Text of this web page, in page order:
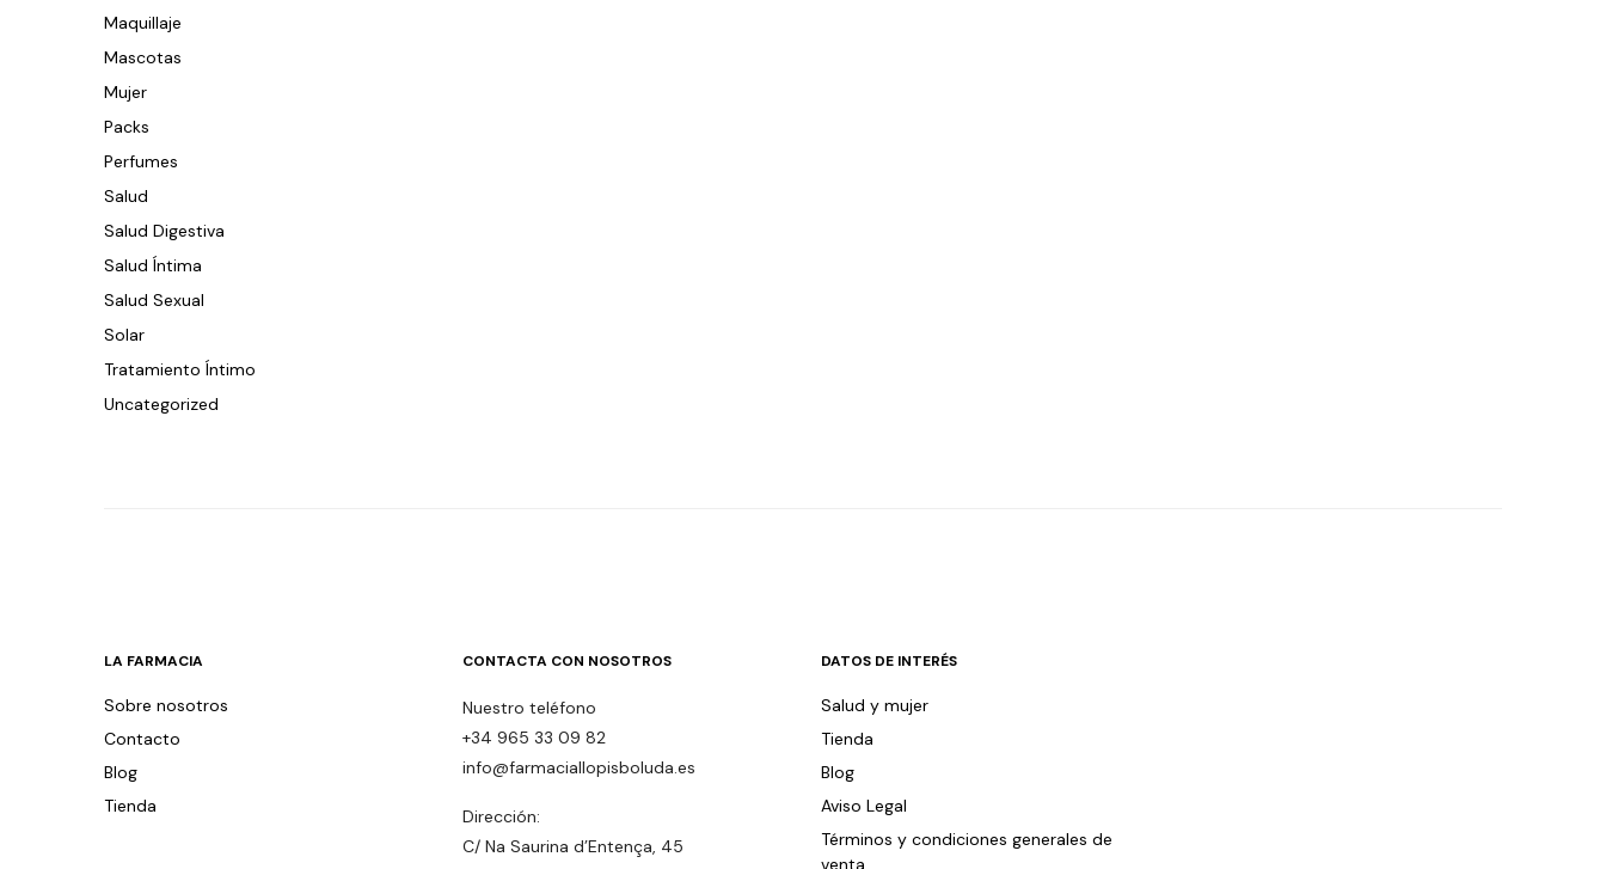
Maquillaje
Mascotas
Mujer
Packs
Perfumes
Salud
Salud Digestiva
Salud Íntima
Salud Sexual
Solar
Tratamiento Íntimo
Uncategorized
LA FARMACIA
Sobre nosotros
Contacto
Blog
Tienda
CONTACTA CON NOSOTROS
Nuestro teléfono
+34 965 33 09 82
info@farmaciallopisboluda.es
Dirección:
C/ Na Saurina d’Entença, 45
DATOS DE INTERÉS
Salud y mujer
Tienda
Blog
Aviso Legal
Términos y condiciones generales de
venta